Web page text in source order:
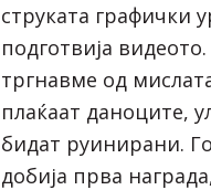
струката графички
подготвија
тргнавме од
плаќаат даноците,
бидат руинирани.
добија прва